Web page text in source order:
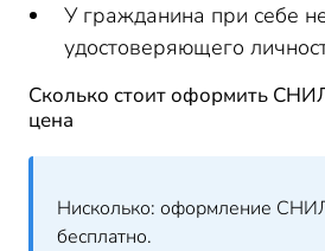
У гражданина при себе
удостоверяющего
Сколько стоит оформить
цена
Нисколько: оформление
бесплатно.